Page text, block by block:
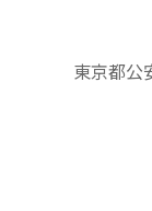
東京都公